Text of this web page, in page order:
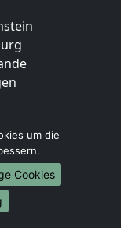
am Main
um die
Cookies